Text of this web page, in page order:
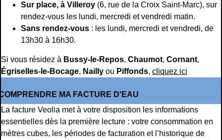
Sur place, à Villeroy (6, rue de la Croix Saint-Marc), sur
rendez-vous les lundi, mercredi et vendredi matin.
Sans rendez-vous : les lundi, mercredi et vendredi, de
13h30 à 16h30.
Si vous résidez à Bussy-le-Repos, Chaumot, Cornant,
Égriselles-le-Bocage, Nailly ou Piffonds, cliquez ici
MA FACTURE D'EAU
La facture Veolia met à votre disposition les informations
essentielles dès la première lecture : votre consommation en
mètres cubes, les périodes de facturation et l’historique de